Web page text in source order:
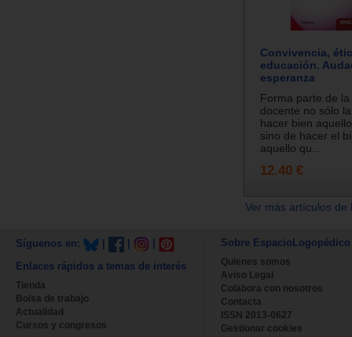
Convivencia,
educación.
esperanza
Forma parte de
docente no sólo
hacer bien
sino de hacer el
aquello qu...
12.40 €
Ver más artículos
Síguenos en:
Enlaces rápidos a temas de interés
Tienda
Bolsa de trabajo
Actualidad
Cursos y congresos
Sobre EspacioLogopédico
Quienes somos
Aviso Legal
Colabora con nosotros
Contacta
ISSN 2013-0627
Gestionar cookies